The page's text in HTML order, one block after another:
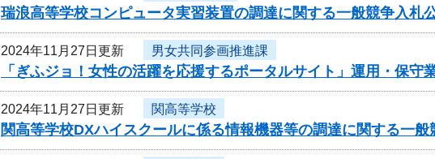
瑞浪高等学校コンピュータ実習装置の調達に関する一般競争入札
2024年11月27日更新 男女共同参画推進課
「ぎふジョ！女性の活躍を応援するポータルサイト」運用・保守
2024年11月27日更新 関高等学校
関高等学校DXハイスクールに係る情報機器等の調達に関する一般